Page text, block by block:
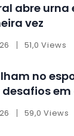
abre urna
vez
51,0 Views
no
59,0 Views